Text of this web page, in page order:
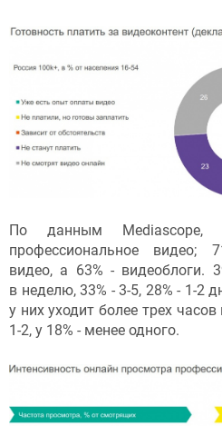
По данным Mediascope,
профессиональное видео;
видео, а 63% - видеоблоги.
в неделю, 33% - 3-5, 28% - 1-2
у них уходит более трех часов
1-2, у 18% - менее одного.